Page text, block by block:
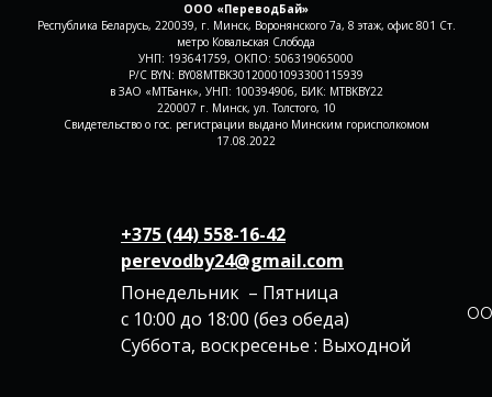
ООО «ПереводБай»
Республика Беларусь, 220039, г. Минск, Воронянского 7а, 8 этаж, офис 801 Ст.
метро Ковальская Слобода
УНП: 193641759, ОКПО: 506319065000
Р/С BYN: BY08MTBK30120001093300115939
в ЗАО «МТБанк», УНП: 100394906, БИК: MTBKBY22
220007 г. Минск, ул. Толстого, 10
Свидетельство о гос. регистрации выдано Минским горисполкомом
17.08.2022
+375 (44) 558-16-42
perevodby24@gmail.com
Понедельник – Пятница
с 10:00 до 18:00 (без обеда)
Суббота, воскресенье : Выходной